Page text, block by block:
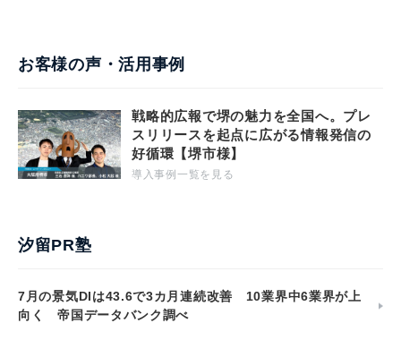
お客様の声・活用事例
戦略的広報で堺の魅力を全国へ。プレ
スリリースを起点に広がる情報発信の
好循環【堺市様】
導入事例一覧を見る
汐留PR塾
7月の景気DIは43.6で3カ月連続改善 10業界中6業界が上
向く 帝国データバンク調べ